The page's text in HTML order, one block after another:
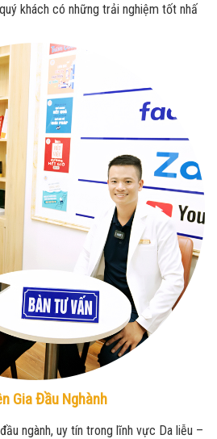
khách có những trải nghiệm tốt nhấ
Gia Đầu Nghành
ngành, uy tín trong lĩnh vực Da liễu –